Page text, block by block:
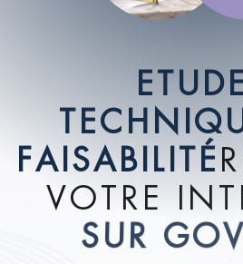
ETUDE
TECH N IQ
FAISABILITÉR
VOTRE I NT
SUR GOV